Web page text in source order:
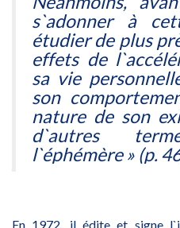
s`adonner à
étudier de plus
effets de
sa vie
son
nature de son
d`autres
l`éphémère» (p.
En 1972, il édite et signe